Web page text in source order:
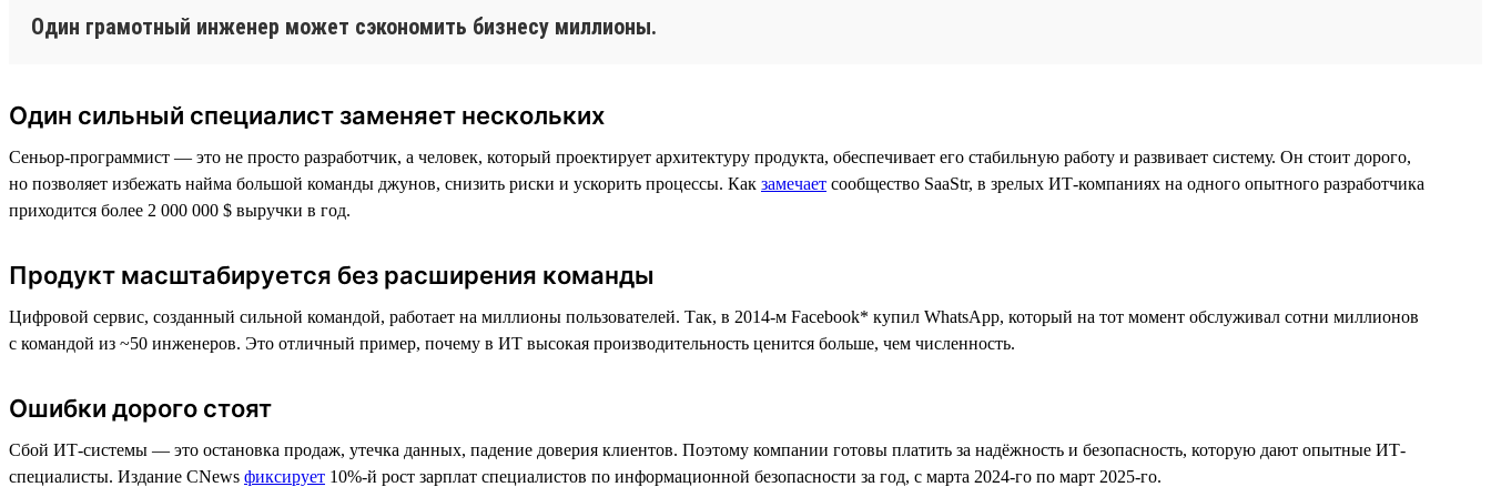
Один грамотный инженер может сэкономить бизнесу миллионы.
Один сильный специалист заменяет нескольких
Сеньор-программист — это не просто разработчик, а человек, который проектирует архитектуру продукта, обеспечивает его стабильную работу и развивает систему. Он стоит дорого,
но позволяет избежать найма большой команды джунов, снизить риски и ускорить процессы. Как замечает сообщество SaaStr, в зрелых ИТ-компаниях на одного опытного разработчика
приходится более 2 000 000 $ выручки в год.
Продукт масштабируется без расширения команды
Цифровой сервис, созданный сильной командой, работает на миллионы пользователей. Так, в 2014-м Facebook* купил WhatsApp, который на тот момент обслуживал сотни миллионов
с командой из ~50 инженеров. Это отличный пример, почему в ИТ высокая производительность ценится больше, чем численность.
Ошибки дорого стоят
Сбой ИТ-системы — это остановка продаж, утечка данных, падение доверия клиентов. Поэтому компании готовы платить за надёжность и безопасность, которую дают опытные ИТ-
специалисты. Издание CNews фиксирует 10%-й рост зарплат специалистов по информационной безопасности за год, с марта 2024-го по март 2025-го.